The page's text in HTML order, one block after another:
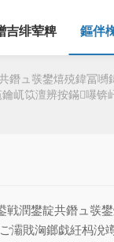
吉绯荤粺 鏂伴
ュ彂鐢熺殑鍏冨
屼笖澶辨按鏋嚗锛
鐢靛共鐕ュ彂
戝洶鎯戯紝杩